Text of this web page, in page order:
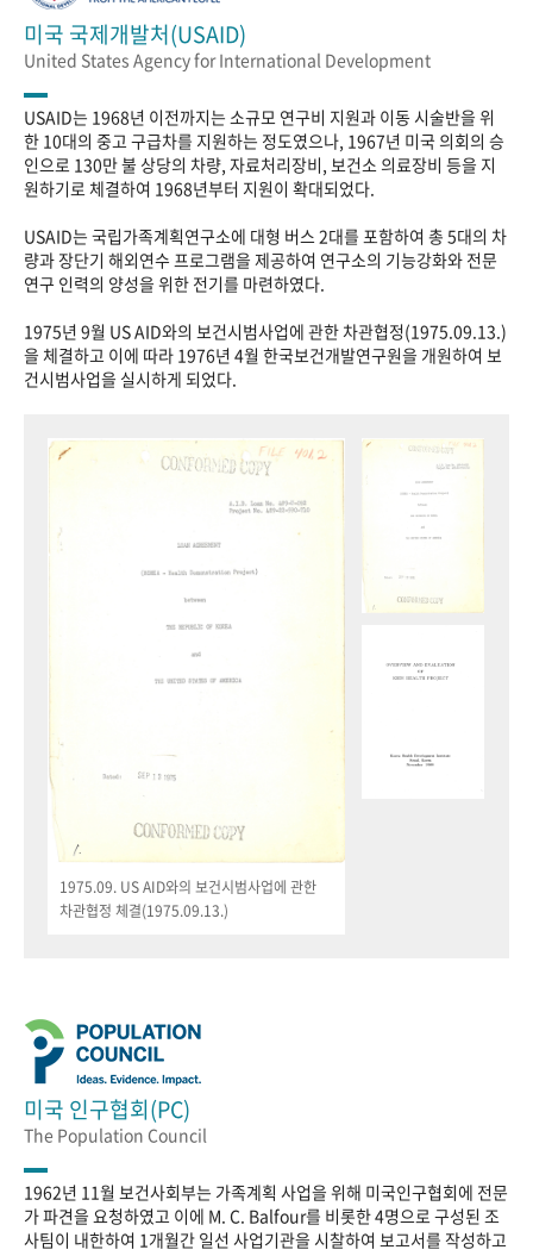
미국 국제개발처(USAID)
United States Agency for International Development
USAID는 1968년 이전까지는 소규모 연구비 지원과 이동 시술반을 위
한 10대의 중고 구급차를 지원하는 정도였으나, 1967년 미국 의회의 승
인으로 130만 불 상당의 차량, 자료처리장비, 보건소 의료장비 등을 지
원하기로 체결하여 1968년부터 지원이 확대되었다.
USAID는 국립가족계획연구소에 대형 버스 2대를 포함하여 총 5대의 차
량과 장단기 해외연수 프로그램을 제공하여 연구소의 기능강화와 전문
연구 인력의 양성을 위한 전기를 마련하였다.
1975년 9월 US AID와의 보건시범사업에 관한 차관협정(1975.09.13.)
을 체결하고 이에 따라 1976년 4월 한국보건개발연구원을 개원하여 보
건시범사업을 실시하게 되었다.
1975.09. US AID와의 보건시범사업에 관한
차관협정 체결(1975.09.13.)
미국 인구협회(PC)
The Population Council
1962년 11월 보건사회부는 가족계획 사업을 위해 미국인구협회에 전문
가 파견을 요청하였고 이에 M. C. Balfour를 비롯한 4명으로 구성된 조
사팀이 내한하여 1개월간 일선 사업기관을 시찰하여 보고서를 작성하고